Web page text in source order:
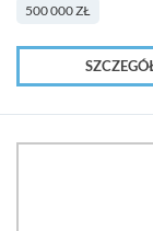
500 000 ZŁ